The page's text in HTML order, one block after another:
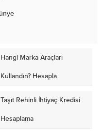
Hangi Marka Araçları
Kullandın? Hesapla
Taşıt Rehinli İhtiyaç Kredisi
Hesaplama